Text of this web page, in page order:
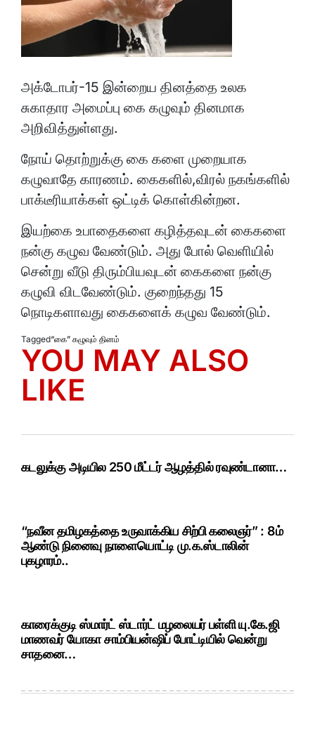
அக்டோபர்-15 இன்றைய தினத்தை உலக
சுகாதார அமைப்பு கை கழுவும் தினமாக
அறிவித்துள்ளது.
நோய் தொற்றுக்கு கை களை முறையாக
கழுவாதே காரணம். கைகளில்,விரல் நகங்களில்
பாக்டீரியாக்கள் ஒட்டிக் கொள்கின்றன.
இயற்கை உபாதைகளை கழித்தவுடன் கைகளை
நன்கு கழுவ வேண்டும். அது போல் வெளியில்
சென்று வீடு திரும்பியவுடன் கைகளை நன்கு
கழுவி விடவேண்டும். குறைந்தது 15
நொடிகளாவது கைகளைக் கழுவ வேண்டும்.
Tagged“கை” கழுவும் தினம்
YOU MAY ALSO
LIKE
கடலுக்கு அடியில 250 மீட்டர் ஆழத்தில் ரவுண்டானா…
“நவீன தமிழகத்தை உருவாக்கிய சிற்பி கலைஞர்” : 8ம்
ஆண்டு நினைவு நாளையொட்டி மு.க.ஸ்டாலின்
புகழாரம்..
காரைக்குடி ஸ்மார்ட் ஸ்டார்ட் மழலையர் பள்ளி யு.கே.ஜி
மாணவர் யோகா சாம்பியன்ஷிப் போட்டியில் வென்று
சாதனை…